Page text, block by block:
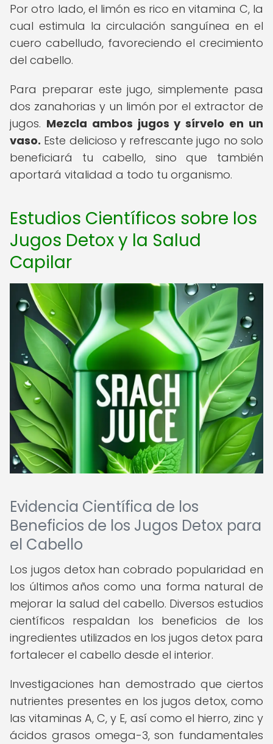
Por otro lado, el limón es rico en vitamina C, la
cual estimula la circulación sanguínea en el
cuero cabelludo, favoreciendo el crecimiento
del cabello.
Para preparar este jugo, simplemente pasa
dos zanahorias y un limón por el extractor de
jugos. Mezcla ambos jugos y sírvelo en un
vaso. Este delicioso y refrescante jugo no solo
beneficiará tu cabello, sino que también
aportará vitalidad a todo tu organismo.
Estudios Científicos sobre los
Jugos Detox y la Salud
Capilar
Evidencia Científica de los
Beneficios de los Jugos Detox para
el Cabello
Los jugos detox han cobrado popularidad en
los últimos años como una forma natural de
mejorar la salud del cabello. Diversos estudios
científicos respaldan los beneficios de los
ingredientes utilizados en los jugos detox para
fortalecer el cabello desde el interior.
Investigaciones han demostrado que ciertos
nutrientes presentes en los jugos detox, como
las vitaminas A, C, y E, así como el hierro, zinc y
ácidos grasos omega-3, son fundamentales